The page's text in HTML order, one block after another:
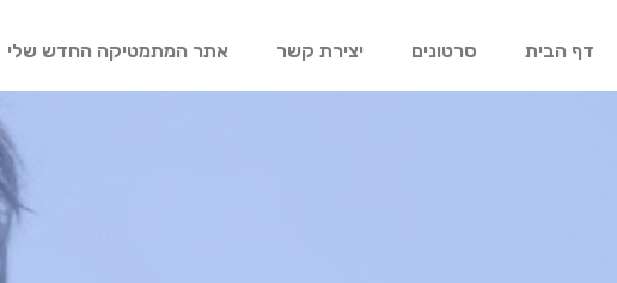
דף הבית סרטונים יצירת קשר אתר המתמטיקה החדש שלי